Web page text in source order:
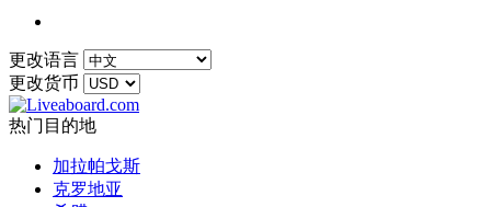
更改语言
更改货币
热门目的地
加拉帕戈斯
克罗地亚